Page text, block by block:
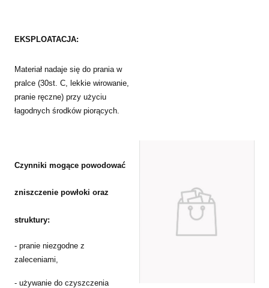
EKSPLOATACJA:
Materiał nadaje się do prania w
pralce (30st. C, lekkie wirowanie,
pranie ręczne) przy użyciu
łagodnych środków piorących.
Czynniki mogące powodować
zniszczenie powłoki oraz
struktury:
- pranie niezgodne z
zaleceniami,
- używanie do czyszczenia